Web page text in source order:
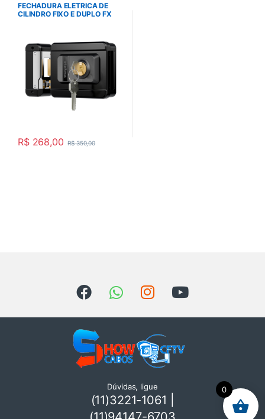
FECHADURA ELETRICA DE
CILINDRO FIXO E DUPLO FX
R$268,00 R$350,00
Dúvidas, ligue
(11)3221-1061 |
0